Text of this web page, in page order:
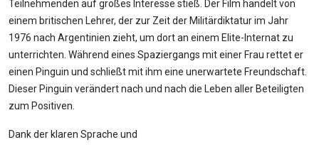
Teilnehmenden auf großes Interesse stieß. Der Film handelt von
einem britischen Lehrer, der zur Zeit der Militärdiktatur im Jahr
1976 nach Argentinien zieht, um dort an einem Elite-Internat zu
unterrichten. Während eines Spaziergangs mit einer Frau rettet er
einen Pinguin und schließt mit ihm eine unerwartete Freundschaft.
Dieser Pinguin verändert nach und nach die Leben aller Beteiligten
zum Positiven.
Dank der klaren Sprache und